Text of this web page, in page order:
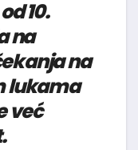
10.
na
na
lukama
već